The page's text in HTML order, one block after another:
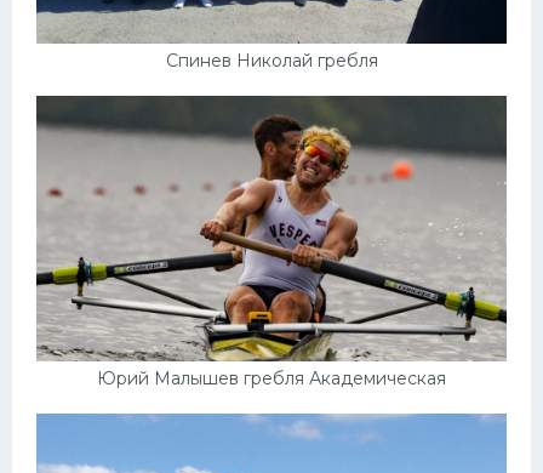
Спинев Николай гребля
Юрий Малышев гребля Академическая